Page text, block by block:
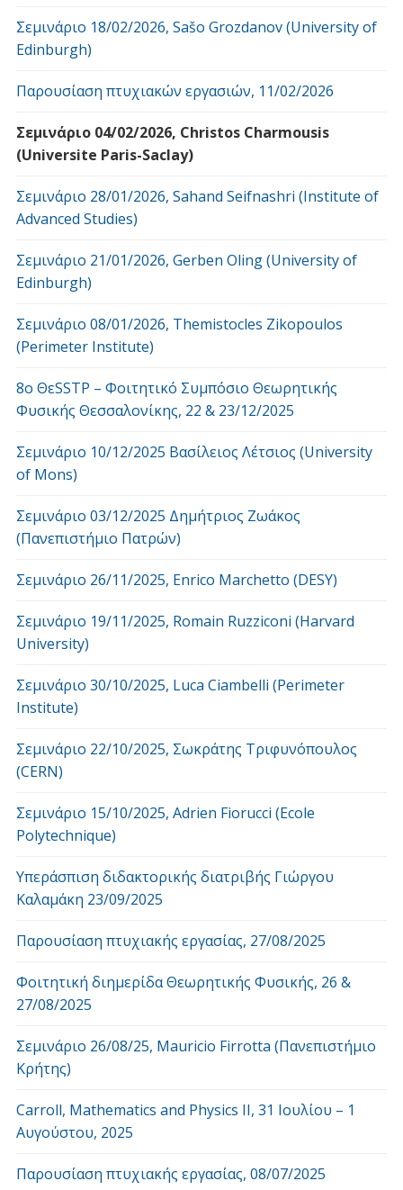
Σεμινάριο 18/02/2026, Sašo Grozdanov (University of
Edinburgh)
Παρουσίαση πτυχιακών εργασιών, 11/02/2026
Σεμινάριο 04/02/2026, Christos Charmousis
(Universite Paris-Saclay)
Σεμινάριο 28/01/2026, Sahand Seifnashri (Institute of
Advanced Studies)
Σεμινάριο 21/01/2026, Gerben Oling (University of
Edinburgh)
Σεμινάριο 08/01/2026, Themistocles Zikopoulos
(Perimeter Institute)
8o ΘεSSTP – Φοιτητικό Συμπόσιο Θεωρητικής
Φυσικής Θεσσαλονίκης, 22 & 23/12/2025
Σεμινάριο 10/12/2025 Βασίλειος Λέτσιος (University
of Mons)
Σεμινάριο 03/12/2025 Δημήτριος Ζωάκος
(Πανεπιστήμιο Πατρών)
Σεμινάριο 26/11/2025, Enrico Marchetto (DESY)
Σεμινάριο 19/11/2025, Romain Ruzziconi (Harvard
University)
Σεμινάριο 30/10/2025, Luca Ciambelli (Perimeter
Institute)
Σεμινάριο 22/10/2025, Σωκράτης Τριφυνόπουλος
(CERN)
Σεμινάριο 15/10/2025, Adrien Fiorucci (Ecole
Polytechnique)
Υπεράσπιση διδακτορικής διατριβής Γιώργου
Καλαμάκη 23/09/2025
Παρουσίαση πτυχιακής εργασίας, 27/08/2025
Φοιτητική διημερίδα Θεωρητικής Φυσικής, 26 &
27/08/2025
Σεμινάριο 26/08/25, Mauricio Firrotta (Πανεπιστήμιο
Κρήτης)
Carroll, Mathematics and Physics ΙΙ, 31 Ιουλίου – 1
Αυγούστου, 2025
Παρουσίαση πτυχιακής εργασίας, 08/07/2025